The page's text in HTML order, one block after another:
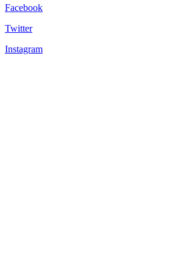
Facebook
Twitter
Instagram